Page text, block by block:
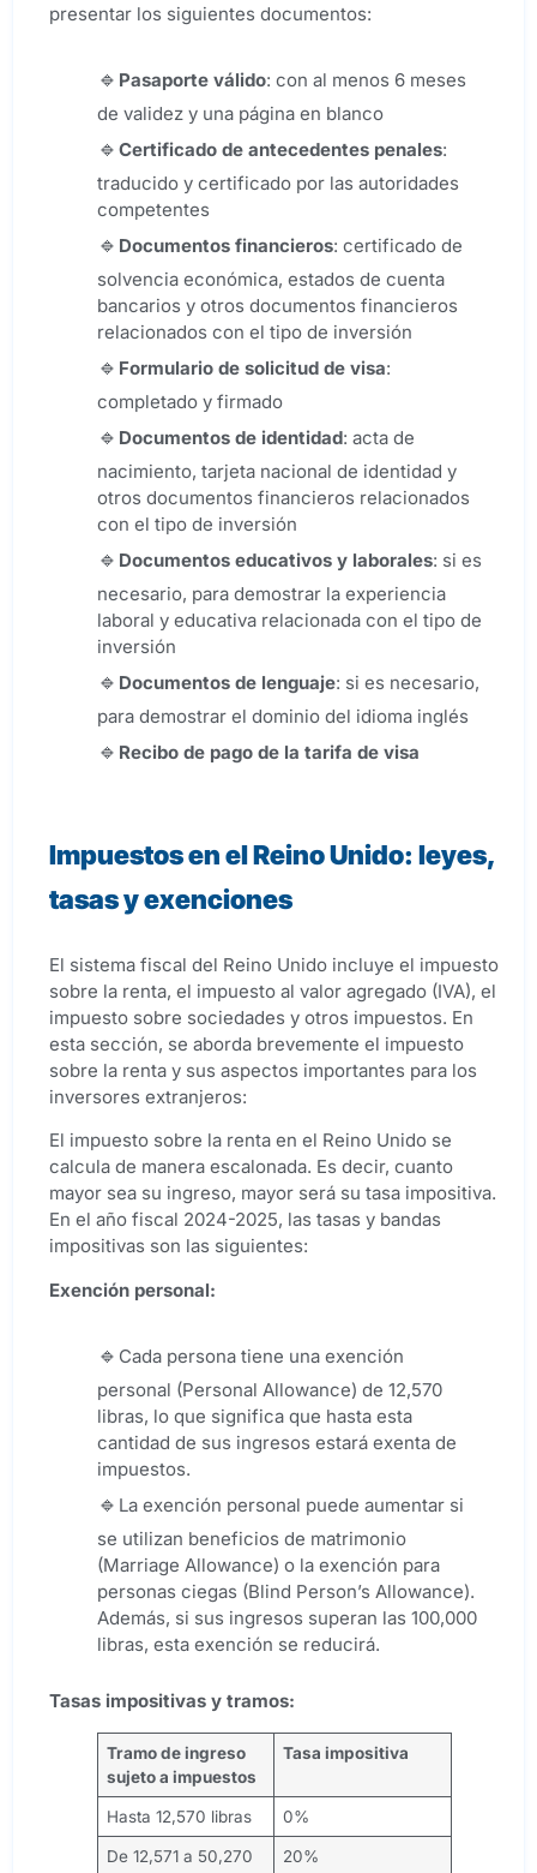
presentar los siguientes documentos:
Pasaporte válido: con al menos 6 meses
de validez y una página en blanco
Certificado de antecedentes penales:
traducido y certificado por las autoridades
competentes
Documentos financieros: certificado de
solvencia económica, estados de cuenta
bancarios y otros documentos financieros
relacionados con el tipo de inversión
Formulario de solicitud de visa:
completado y firmado
Documentos de identidad: acta de
nacimiento, tarjeta nacional de identidad y
otros documentos financieros relacionados
con el tipo de inversión
Documentos educativos y laborales: si es
necesario, para demostrar la experiencia
laboral y educativa relacionada con el tipo de
inversión
Documentos de lenguaje: si es necesario,
para demostrar el dominio del idioma inglés
Recibo de pago de la tarifa de visa
Impuestos en el Reino Unido: leyes,
tasas y exenciones
El sistema fiscal del Reino Unido incluye el impuesto
sobre la renta, el impuesto al valor agregado (IVA), el
impuesto sobre sociedades y otros impuestos. En
esta sección, se aborda brevemente el impuesto
sobre la renta y sus aspectos importantes para los
inversores extranjeros:
El impuesto sobre la renta en el Reino Unido se
calcula de manera escalonada. Es decir, cuanto
mayor sea su ingreso, mayor será su tasa impositiva.
En el año fiscal 2024-2025, las tasas y bandas
impositivas son las siguientes:
Exención personal:
Cada persona tiene una exención
personal (Personal Allowance) de 12,570
libras, lo que significa que hasta esta
cantidad de sus ingresos estará exenta de
impuestos.
La exención personal puede aumentar si
se utilizan beneficios de matrimonio
(Marriage Allowance) o la exención para
personas ciegas (Blind Person’s Allowance).
Además, si sus ingresos superan las 100,000
libras, esta exención se reducirá.
Tasas impositivas y tramos:
Tramo de ingreso
sujeto a impuestos
Tasa impositiva
Hasta 12,570 libras 0%
De 12,571 a 50,270
20%